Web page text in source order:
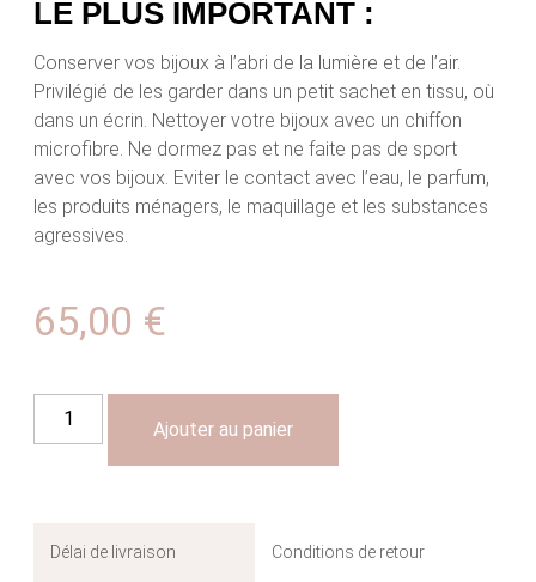
LE PLUS IMPORTANT :
Conserver vos bijoux à l’abri de la lumière et de l’air.
Privilégié de les garder dans un petit sachet en tissu, où
dans un écrin. Nettoyer votre bijoux avec un chiffon
microfibre. Ne dormez pas et ne faite pas de sport
avec vos bijoux. Eviter le contact avec l’eau, le parfum,
les produits ménagers, le maquillage et les substances
agressives.
65,00 €
Ajouter au panier
Délai de livraison Conditions de retour